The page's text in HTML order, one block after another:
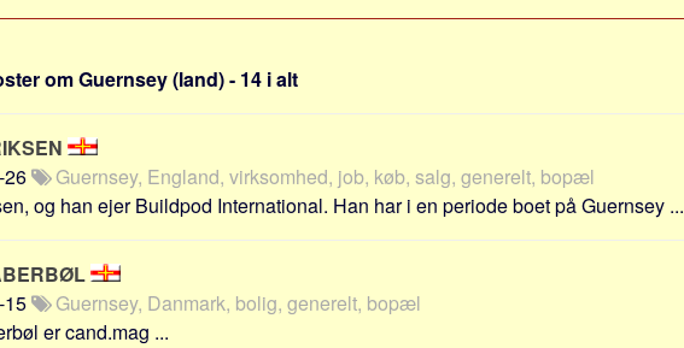
om Guernsey (land) - 14 i alt
26
Guernsey, England, virksomhed, job, køb, salg, generelt, bopæl
og han ejer Buildpod International. Han har i en periode boet på Guernsey ...
15
Guernsey, Danmark, bolig, generelt, bopæl
er cand.mag ...